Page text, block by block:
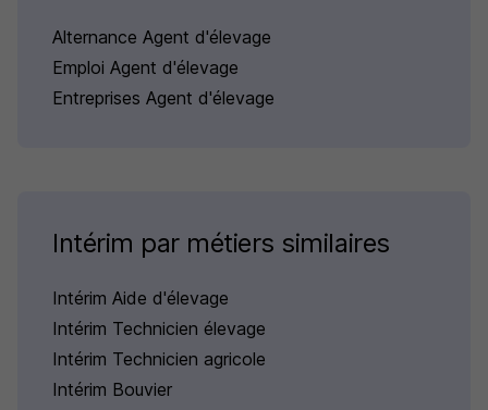
Alternance Agent d'élevage
Emploi Agent d'élevage
Entreprises Agent d'élevage
Intérim par métiers similaires
Intérim Aide d'élevage
Intérim Technicien élevage
Intérim Technicien agricole
Intérim Bouvier